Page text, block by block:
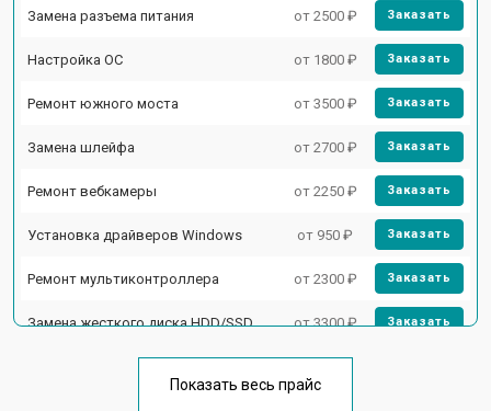
Замена разъема питания от 2500 ₽ Заказать
Настройка ОС от 1800 ₽ Заказать
Ремонт южного моста от 3500 ₽ Заказать
Замена шлейфа от 2700 ₽ Заказать
Ремонт вебкамеры от 2250 ₽ Заказать
Установка драйверов Windows от 950 ₽ Заказать
Ремонт мультиконтроллера от 2300 ₽ Заказать
Замена жесткого диска HDD/SSD от 3300 ₽ Заказать
Показать весь прайс